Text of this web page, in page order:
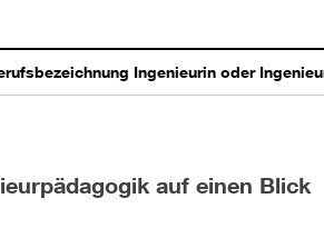
Ingenieurin oder
auf einen Blick